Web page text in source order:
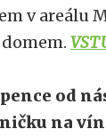
v areálu
od
na